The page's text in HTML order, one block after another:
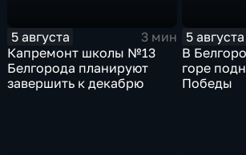
5 августа
3 мин
Капремонт школы №13
Белгорода планируют
завершить к декабрю
5 августа
В
горе
Победы